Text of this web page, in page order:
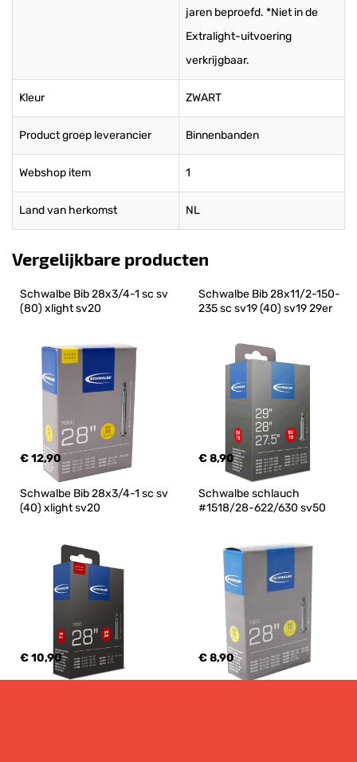
jaren beproefd. *Niet in de
Extralight-uitvoering
verkrijgbaar.
Kleur ZWART
Product groep leverancier Binnenbanden
Webshop item 1
Land van herkomst NL
Vergelijkbare producten
Schwalbe Bib 28x3/4-1 sc sv
(80) xlight sv20
€ 12,90
Schwalbe Bib 28x11/2-150-
235 sc sv19 (40) sv19 29er
€ 8,90
Schwalbe Bib 28x3/4-1 sc sv
(40) xlight sv20
€ 10,90
Schwalbe schlauch
#1518/28-622/630 sv50
€ 8,90